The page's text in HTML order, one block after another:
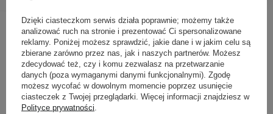
Inni klienci sprawdzali również
Dzięki ciasteczkom serwis działa poprawnie; możemy także
analizować ruch na stronie i prezentować Ci spersonalizowane
reklamy. Poniżej możesz sprawdzić, jakie dane i w jakim celu są
zbierane zarówno przez nas, jak i naszych partnerów. Możesz
zdecydować też, czy i komu zezwalasz na przetwarzanie
danych (poza wymaganymi danymi funkcjonalnymi). Zgodę
możesz wycofać w dowolnym momencie poprzez usunięcie
ciasteczek z Twojej przeglądarki. Więcej informacji znajdziesz w
Polityce prywatności